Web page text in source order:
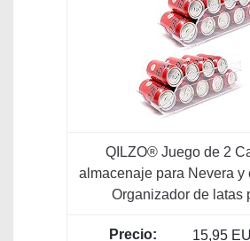
QILZO® Juego de 2
almacenaje para Nevera y
Organizador de latas
15,95